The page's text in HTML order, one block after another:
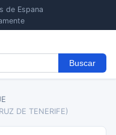
de Espana
Buscar
DE TENERIFE)